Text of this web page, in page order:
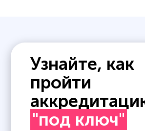
Узнайте, как
пройти
"под ключ"